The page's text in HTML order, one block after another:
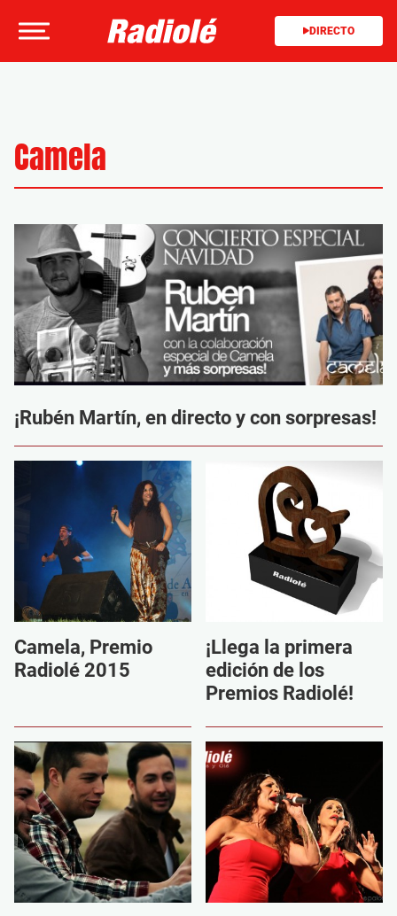
DIRECTO
Camela
¡Rubén Martín, en directo y con sorpresas!
Camela, Premio
Radiolé 2015
¡Llega la primera
edición de los
Premios Radiolé!